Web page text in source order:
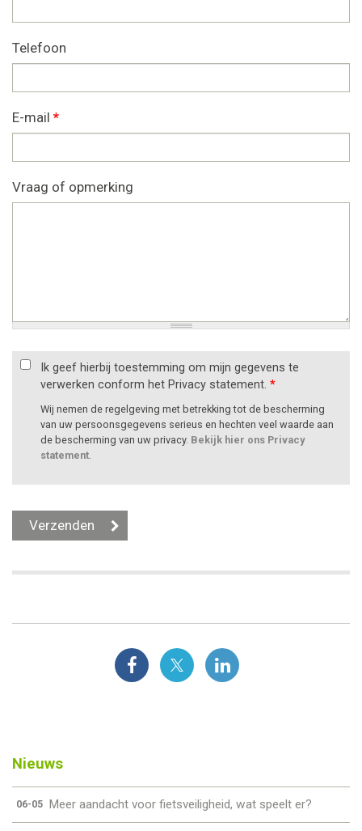
Telefoon
E-mail *
Vraag of opmerking
Ik geef hierbij toestemming om mijn gegevens te
verwerken conform het Privacy statement. *
Wij nemen de regelgeving met betrekking tot de bescherming
van uw persoonsgegevens serieus en hechten veel waarde aan
de bescherming van uw privacy. Bekijk hier ons Privacy
statement
Nieuws
06-05 Meer aandacht voor fietsveiligheid, wat speelt er?